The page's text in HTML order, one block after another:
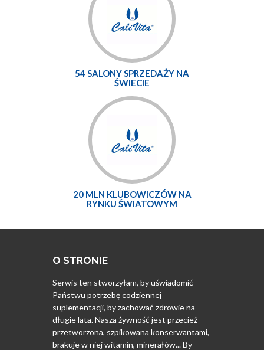
54 SALONY SPRZEDAŻY NA
ŚWIECIE
20 MLN KLUBOWICZÓW NA
RYNKU ŚWIATOWYM
O STRONIE
Serwis ten stworzyłam, by uświadomić
Państwu potrzebę codziennej
suplementacji, by zachować zdrowie na
długie lata. Nasza żywność jest przecież
przetworzona, szpikowana konserwantami,
brakuje w niej witamin, minerałów... By